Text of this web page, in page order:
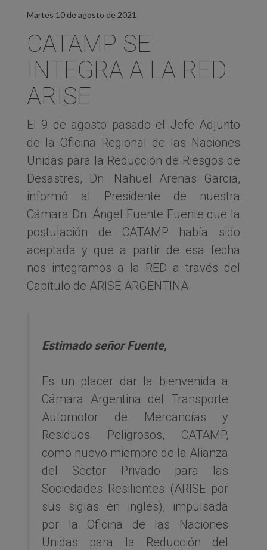
Martes 10 de agosto de 2021
CATAMP SE
INTEGRA A LA RED
ARISE
El 9 de agosto pasado el Jefe Adjunto
de la Oficina Regional de las Naciones
Unidas para la Reducción de Riesgos de
Desastres, Dn. Nahuel Arenas Garcia,
informó al Presidente de nuestra
Cámara Dn. Ángel Fuente Fuente que la
postulación de CATAMP había sido
aceptada y que a partir de esa fecha
nos integramos a la RED a través del
Capítulo de ARISE ARGENTINA.
Estimado señor Fuente,
Es un placer dar la bienvenida a
Cámara Argentina del Transporte
Automotor de Mercancías y
Residuos Peligrosos, CATAMP,
como nuevo miembro de la Alianza
del Sector Privado para las
Sociedades Resilientes (ARISE por
sus siglas en inglés), impulsada
por la Oficina de las Naciones
Unidas para la Reducción del